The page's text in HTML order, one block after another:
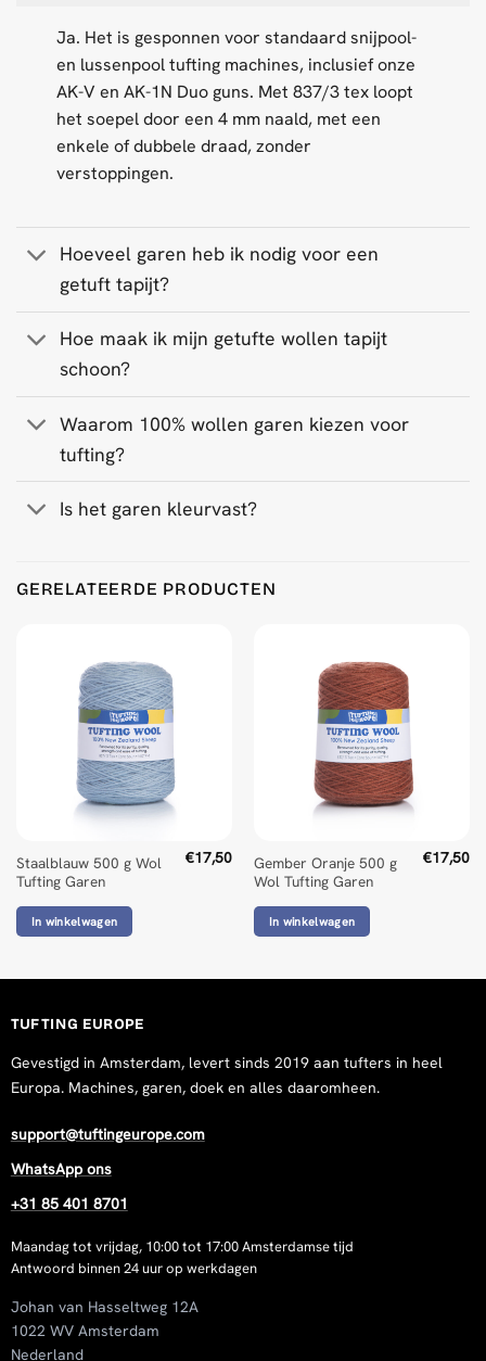
Ja. Het is gesponnen voor standaard snijpool-
en lussenpool tufting machines, inclusief onze
AK-V en AK-1N Duo guns. Met 837/3 tex loopt
het soepel door een 4 mm naald, met een
enkele of dubbele draad, zonder
verstoppingen.
Hoeveel garen heb ik nodig voor een
getuft tapijt?
Hoe maak ik mijn getufte wollen tapijt
schoon?
Waarom 100% wollen garen kiezen voor
tufting?
Is het garen kleurvast?
Rating: 2/5
It was my first time working with natural wool for tufting,
Fri Apr 17 2026 16:56:16 GMT+0000 (Coordinated
Dark Green 500 g Wool Tufting Yarn
Ida Vincon
Rating: 5/5
Wed Jan 28 2026 08:46:40 GMT+0000 (Coordinated
Dark Green 500 g Wool Tufting Yarn
Robin van den hoek
Rating: 5/5
Dark Green 500 g Wool Tufting Yarn
Rating: 5/5
mooie qualiteit, juiste kleurafbeelding
Wed Jan 08 2025 11:24:45 GMT+0000 (Coordinated
GERELATEERDE PRODUCTEN
Staalblauw 500 g Wol
Tufting Garen
€17,50
In winkelwagen
Gember Oranje 500 g
Wol Tufting Garen
€17,50
In winkelwagen
TUFTING EUROPE
Gevestigd in Amsterdam, levert sinds 2019 aan tufters in heel
Europa. Machines, garen, doek en alles daaromheen.
support@tuftingeurope.com
WhatsApp ons
+31 85 401 8701
Maandag tot vrijdag, 10:00 tot 17:00 Amsterdamse tijd
Antwoord binnen 24 uur op werkdagen
Johan van Hasseltweg 12A
1022 WV Amsterdam
Nederland